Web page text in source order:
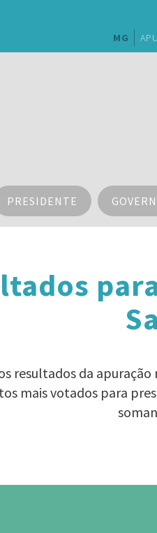
MG
PRESIDENTE
resultados da apuração
mais votados para